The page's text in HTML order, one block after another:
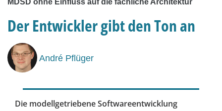
MDSD ohne Einfluss auf die fachliche Architektur
Der Entwickler gibt den Ton an
André Pflüger
Die modellgetriebene Softwareentwicklung